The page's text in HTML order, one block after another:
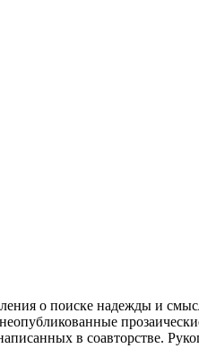
о поиске надежды и
в соавторстве.